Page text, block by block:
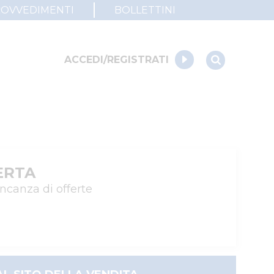
BOLLETTINI
ACCEDI/REGISTRATI
di offerte